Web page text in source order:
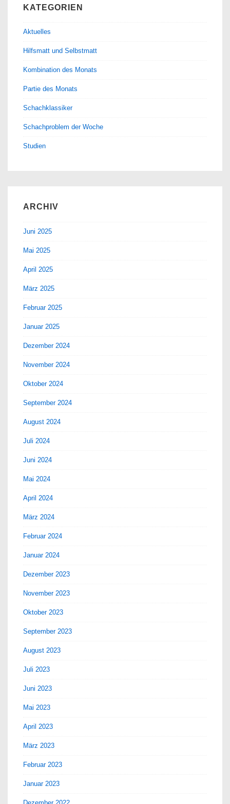
KATEGORIEN
Aktuelles
Hilfsmatt und Selbstmatt
Kombination des Monats
Partie des Monats
Schachklassiker
Schachproblem der Woche
Studien
ARCHIV
Juni 2025
Mai 2025
April 2025
März 2025
Februar 2025
Januar 2025
Dezember 2024
November 2024
Oktober 2024
September 2024
August 2024
Juli 2024
Juni 2024
Mai 2024
April 2024
März 2024
Februar 2024
Januar 2024
Dezember 2023
November 2023
Oktober 2023
September 2023
August 2023
Juli 2023
Juni 2023
Mai 2023
April 2023
März 2023
Februar 2023
Januar 2023